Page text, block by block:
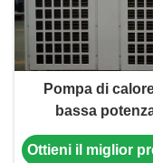
Pompa di
bassa
acustica da 36
con
Ottieni il miglior